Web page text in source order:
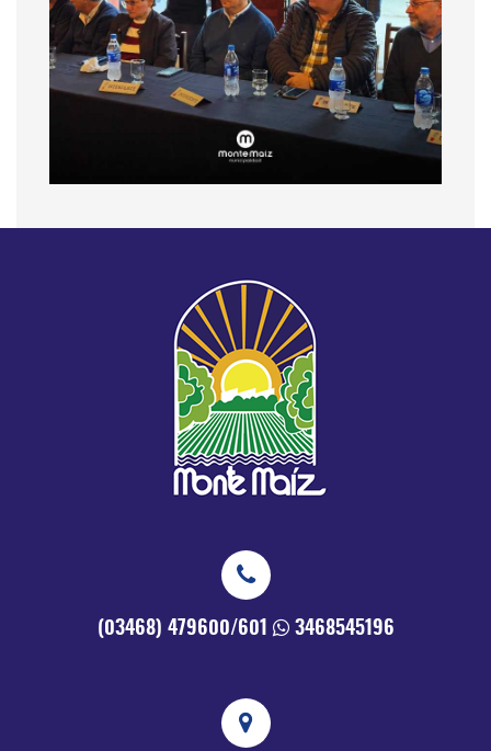
(03468) 479600/601 3468545196